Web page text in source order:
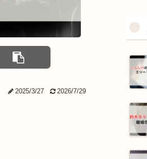
2025/3/27 2026/7/29